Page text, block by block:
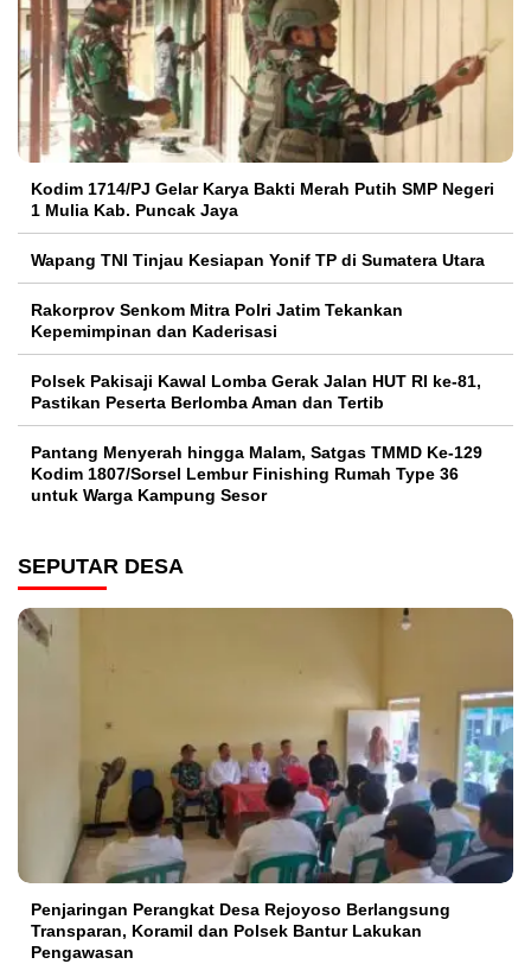
Kodim 1714/PJ Gelar Karya Bakti Merah Putih SMP Negeri
1 Mulia Kab. Puncak Jaya
Wapang TNI Tinjau Kesiapan Yonif TP di Sumatera Utara
Rakorprov Senkom Mitra Polri Jatim Tekankan
Kepemimpinan dan Kaderisasi
Polsek Pakisaji Kawal Lomba Gerak Jalan HUT RI ke-81,
Pastikan Peserta Berlomba Aman dan Tertib
Pantang Menyerah hingga Malam, Satgas TMMD Ke-129
Kodim 1807/Sorsel Lembur Finishing Rumah Type 36
untuk Warga Kampung Sesor
SEPUTAR DESA
Penjaringan Perangkat Desa Rejoyoso Berlangsung
Transparan, Koramil dan Polsek Bantur Lakukan
Pengawasan